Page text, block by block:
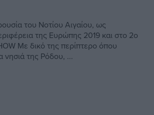
του Νοτίου Αιγαίου, ως
της Ευρώπης 2019 και στο 2o
Με δικό της περίπτερο όπου
νησιά της Ρόδου, ...